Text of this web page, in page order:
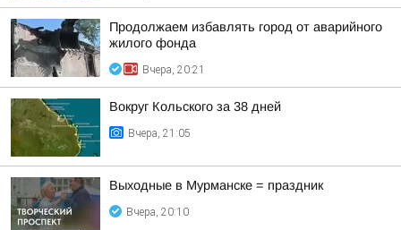
Продолжаем избавлять город от аварийного
жилого фонда
Вчера, 20:21
Вокруг Кольского за 38 дней
Вчера, 21:05
Выходные в Мурманске = праздник
Вчера, 20:10